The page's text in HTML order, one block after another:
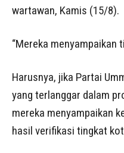
wartawan, Kamis (15/8).
“Mereka menyampaikan
Harusnya, jika Partai
yang terlanggar dalam
mereka menyampaikan
hasil verifikasi tingkat